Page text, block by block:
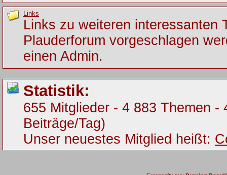
Links
Links zu weiteren interessanten
Plauderforum vorgeschlagen
einen Admin.
Statistik:
655 Mitglieder - 4 883 Themen
Beiträge/Tag)
Unser neuestes Mitglied heißt: